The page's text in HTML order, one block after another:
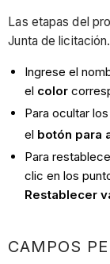
Las etapas del
Junta de licitación.
Ingrese el
el color
Para ocultar
el botón para
Para
clic en los
Restablecer
CAMPOS